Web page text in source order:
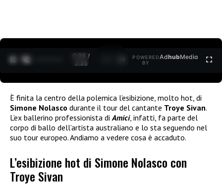
0:29 /
3:35
POWERED
BY
AdhubMedia
È finita la centro della polemica l’esibizione, molto hot, di
Simone Nolasco durante il tour del cantante Troye Sivan.
L’ex ballerino professionista di Amici, infatti, fa parte del
corpo di ballo dell’artista australiano e lo sta seguendo nel
suo tour europeo. Andiamo a vedere cosa è accaduto.
L’esibizione hot di Simone Nolasco con
Troye Sivan